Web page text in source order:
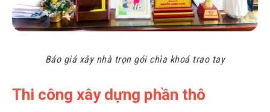
Báo giá xây nhà trọn gói chìa khoá trao tay
Thi công xây dựng phần thô